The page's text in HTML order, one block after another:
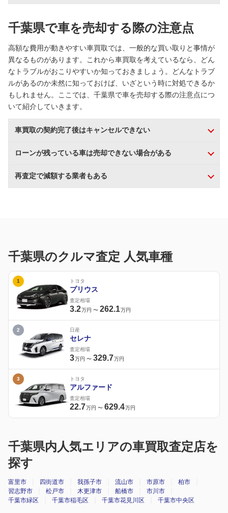
千葉県で車を売却する際の注意点
高額な費用が動きやすい車買取では、一般的な買い取りと事情が
異なるものがあります。これから車買取を考えているなら、どん
なトラブルがおこりやすいか知っておきましょう。どんなトラブ
ルがあるのか未然に知っておけば、いざという時に対処できるか
もしれません。ここでは、千葉県で車を売却する際の注意点につ
いて紹介していきます。
車買取の契約完了後はキャンセルできない
ローンが残っている車は売却できない場合がある
再査定で減額する業者もある
千葉県のクルマ査定 人気車種
1 トヨタ
プリウス
査定相場
3.2万円 〜 262.1万円
2 日産
セレナ
査定相場
3万円 〜 329.7万円
3 トヨタ
アルファード
査定相場
22.7万円 〜 629.4万円
千葉県内人気エリアの車買取査定店を
探す
富里市 四街道市 我孫子市 流山市 市原市
柏市
習志野市
松戸市 木更津市 船橋市
市川市
千葉市緑区
千葉市稲毛区 千葉市花見川区 千葉市中央区